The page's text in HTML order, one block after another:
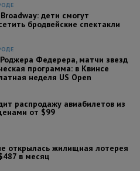
дети смогут
бродвейские спектакли
Федерера, матчи звезд
программа: в Квинсе
неделя US Open
открылась жилищная лотерея
в месяц
распродажу авиабилетов из
от $99